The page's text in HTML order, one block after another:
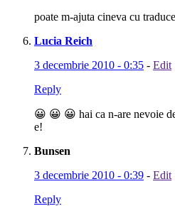
poate m-ajuta cineva cu
Lucia Reich
3 decembrie 2010 - 0:35 - Edit
Reply
😀 😀 😀 hai ca n-are nevoie
e!
Bunsen
3 decembrie 2010 - 0:39 - Edit
Reply